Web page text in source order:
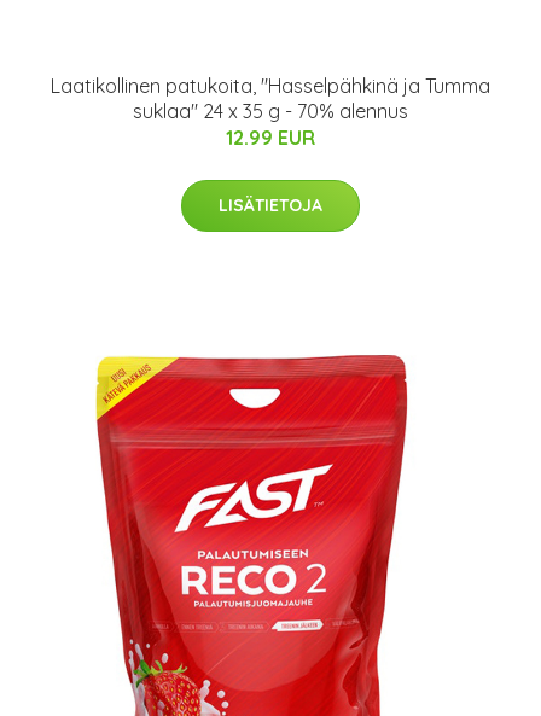
Laatikollinen patukoita, "Hasselpähkinä ja Tumma
suklaa" 24 x 35 g - 70% alennus
12.99 EUR
LISÄTIETOJA